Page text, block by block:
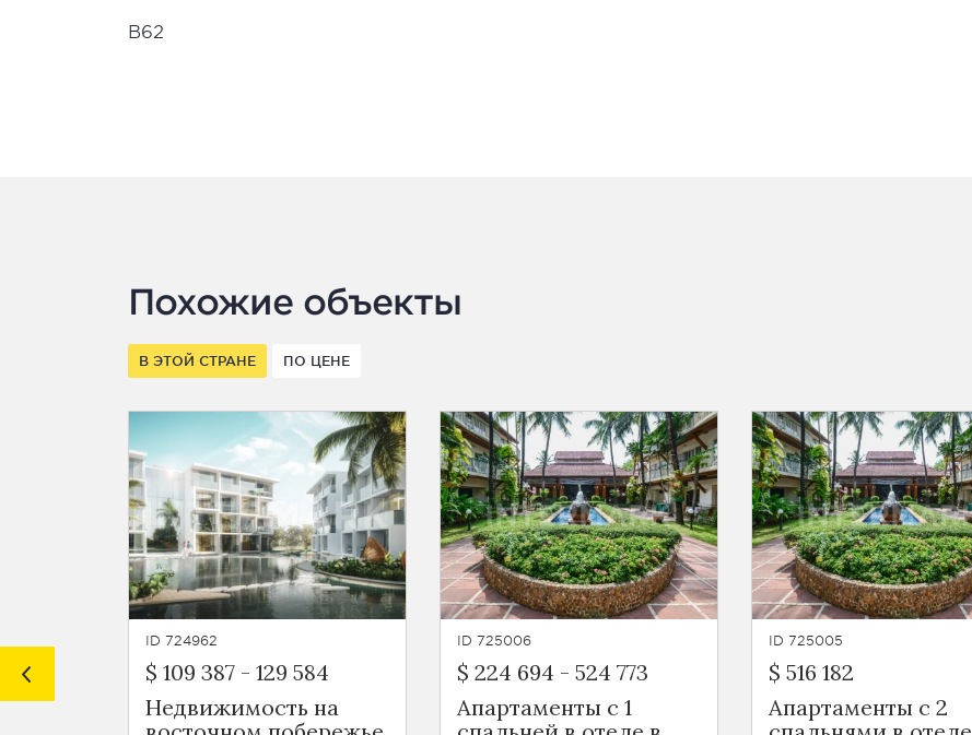
B62
Похожие объекты
В ЭТОЙ СТРАНЕ ПО ЦЕНЕ
ID 724962
$ 109 387 - 129 584
Недвижимость на
ID 725006
$ 224 694 - 524 773
Апартаменты с 1
ID 725005
$ 516 182
Апартаменты с 2